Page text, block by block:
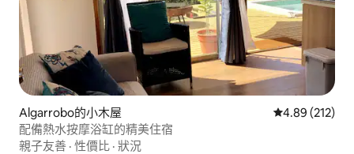
Algarrobo的小木屋 從 212 則評價
4.89 (212)
配備熱水按摩浴缸的精美住宿
親子友善 · 性價比 · 狀況